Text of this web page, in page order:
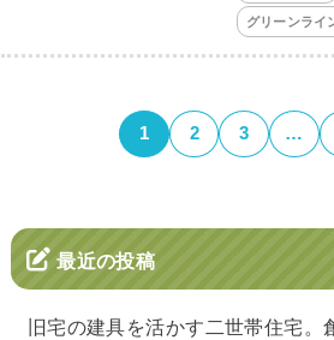
グリーンライ
1 2 3 …
最近の投稿
旧宅の建具を活かす二世帯住宅。